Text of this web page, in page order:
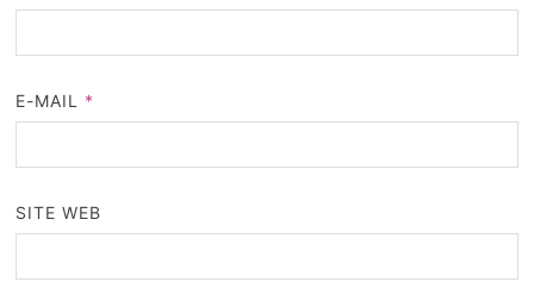
E-MAIL *
SITE WEB